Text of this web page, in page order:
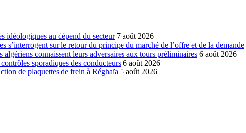
idéologiques au dépend du secteur 7 août 2026
s’interrogent sur le retour du principe du marché de l’offre et de la demande
connaissent leurs adversaires aux tours préliminaires 6 août 2026
sporadiques des conducteurs 6 août 2026
de plaquettes de frein à Réghaïa 5 août 2026